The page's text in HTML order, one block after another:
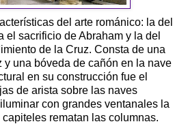
del arte románico: la del
el sacrificio de Abraham y la del
de la Cruz. Consta de una
y una bóveda de cañón en la nave
en su construcción fue el
de arista sobre las naves
con grandes ventanales la
rematan las columnas.